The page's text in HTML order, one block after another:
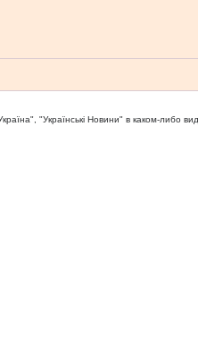
"Українськi Новини" в каком-либо